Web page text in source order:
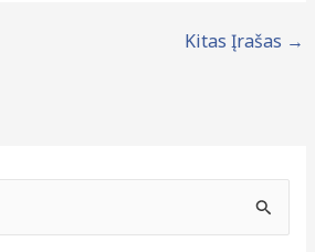
Kitas Įrašas →